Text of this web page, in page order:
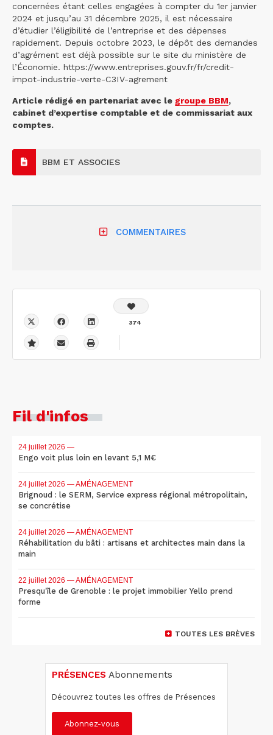
concernées étant celles engagées à compter du 1er janvier
2024 et jusqu’au 31 décembre 2025, il est nécessaire
d’étudier l’éligibilité de l’entreprise et des dépenses
rapidement. Depuis octobre 2023, le dépôt des demandes
d’agrément est déjà possible sur le site du ministère de
l’Économie. https://www.entreprises.gouv.fr/fr/credit-
impot-industrie-verte-C3IV-agrement
Article rédigé en partenariat avec le groupe BBM,
cabinet d’expertise comptable et de commissariat aux
comptes.
BBM ET ASSOCIES
COMMENTAIRES
374
Fil d'infos
24 juillet 2026 —
Engo voit plus loin en levant 5,1 M€
24 juillet 2026 — AMÉNAGEMENT
Brignoud : le SERM, Service express régional métropolitain,
se concrétise
24 juillet 2026 — AMÉNAGEMENT
Réhabilitation du bâti : artisans et architectes main dans la
main
22 juillet 2026 — AMÉNAGEMENT
Presqu'île de Grenoble : le projet immobilier Yello prend
forme
TOUTES LES BRÈVES
PRÉSENCES Abonnements
Découvrez toutes les offres de Présences
Abonnez-vous